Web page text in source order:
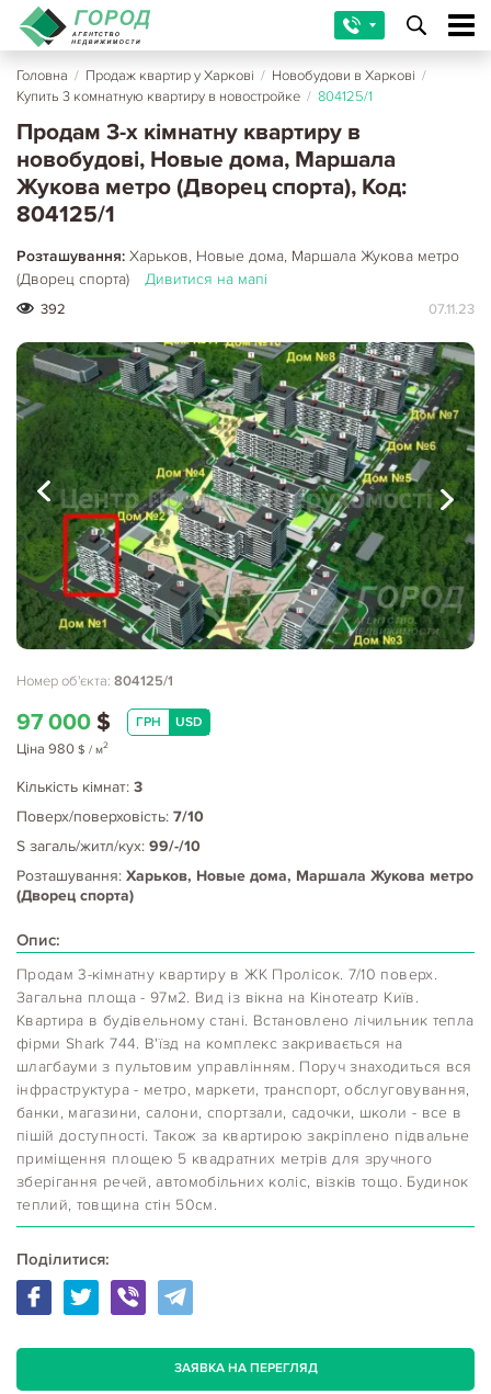
Головна / Продаж квартир у Харкові / Новобудови в Харкові /
Купить 3 комнатную квартиру в новостройке / 804125/1
Продам 3-х кімнатну квартиру в
новобудові, Новые дома, Маршала
Жукова метро (Дворец спорта), Код:
804125/1
Розташування: Харьков, Новые дома, Маршала Жукова метро
(Дворец спорта)
Дивитися на мапі
392 07.11.23
Номер об'єкта: 804125/1
97 000 $ ГРН USD
Ціна 980 $ / м2
Кількість кімнат: 3
Поверх/поверховість: 7/10
S загаль/житл/кух: 99/-/10
Розташування: Харьков, Новые дома, Маршала Жукова метро
(Дворец спорта)
Опис:
Продам 3-кімнатну квартиру в ЖК Пролісок. 7/10 поверх.
Загальна площа - 97м2. Вид із вікна на Кінотеатр Київ.
Квартира в будівельному стані. Встановлено лічильник тепла
фірми Shark 744. В'їзд на комплекс закривається на
шлагбауми з пультовим управлінням. Поруч знаходиться вся
інфраструктура - метро, маркети, транспорт, обслуговування,
банки, магазини, салони, спортзали, садочки, школи - все в
пішій доступності. Також за квартирою закріплено підвальне
приміщення площею 5 квадратних метрів для зручного
зберігання речей, автомобільних коліс, візків тощо. Будинок
теплий, товщина стін 50см.
Поділитися:
ЗАЯВКА НА ПЕРЕГЛЯД